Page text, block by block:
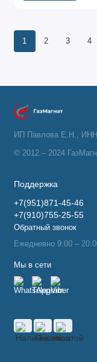
1 2 3 4
ИП Павлова Е.Н.,
© 2012 – 2024
Поддержка
+7(951)871-45-46
+7(910)755-25-55
Обратный звонок
Ежедневно 9:00 –
Мы в сети